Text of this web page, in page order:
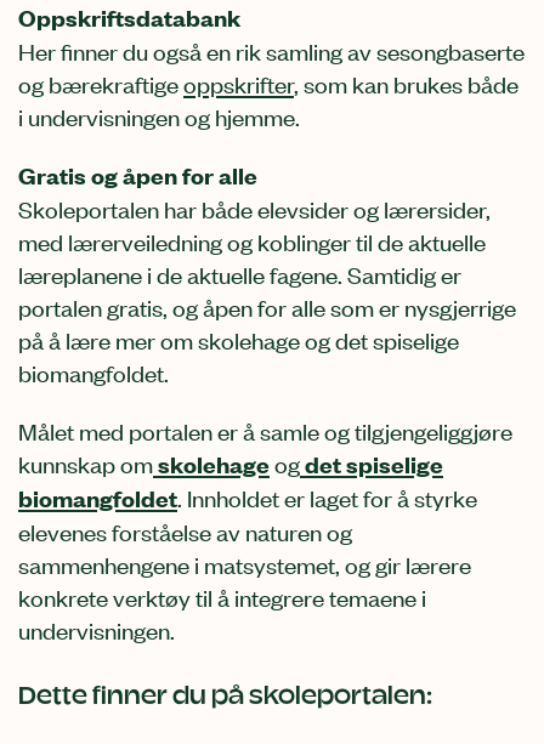
Oppskriftsdatabank
Her finner du også en rik samling av sesongbaserte
og bærekraftigeoppskrifter, som kan brukes både
i undervisningen og hjemme.
Gratis og åpen for alle
Skoleportalen har både elevsider og lærersider,
med lærerveiledning og koblinger til de aktuelle
læreplanene i de aktuelle fagene. Samtidig er
portalen gratis, og åpen for alle som er nysgjerrige
på å lære mer om skolehage og det spiselige
biomangfoldet.
Målet med portalen er å samle og tilgjengeliggjøre
kunnskap omskolehageogdet spiselige
biomangfoldet . Innholdet er laget for å styrke
elevenes forståelse av naturen og
sammenhengene i matsystemet, og gir lærere
konkrete verktøy til å integrere temaene i
undervisningen.
Dette finner du på skoleportalen: